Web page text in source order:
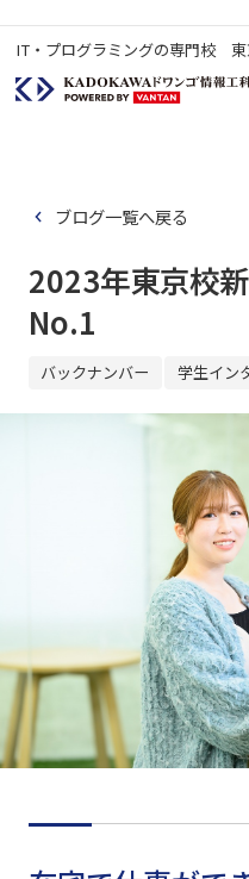
IT・プログラミングの専門校
ブログ一覧へ戻る
2023年東京校
No.1
バックナンバー 学生イン